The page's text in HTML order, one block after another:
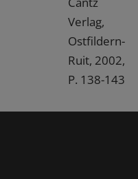
Verlag,
Ostfildern-
Ruit, 2002,
P. 138-143